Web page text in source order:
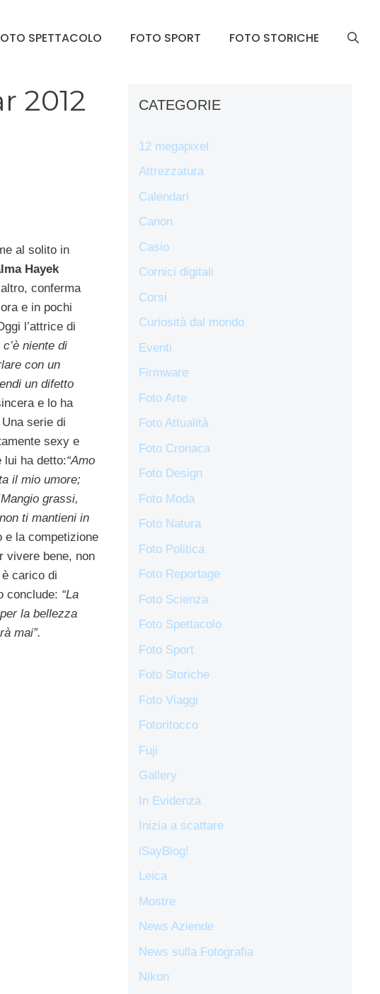
SPETTACOLO FOTO SPORT FOTO STORICHE
2012
al solito in
Hayek
conferma
e in pochi
l’attrice di
c’è niente di
con un
un difetto
e lo ha
serie di
sexy e
lui ha detto:“Amo
il mio umore;
grassi,
ti mantieni in
e la competizione
vivere bene, non
carico di
conclude: “La
la bellezza
mai”.
CATEGORIE
12 megapixel
Attrezzatura
Calendari
Canon
Casio
Cornici digitali
Corsi
Curiosità dal mondo
Eventi
Firmware
Foto Arte
Foto Attualità
Foto Cronaca
Foto Design
Foto Moda
Foto Natura
Foto Politica
Foto Reportage
Foto Scienza
Foto Spettacolo
Foto Sport
Foto Storiche
Foto Viaggi
Fotoritocco
Fuji
Gallery
In Evidenza
Inizia a scattare
iSayBlog!
Leica
Mostre
News Aziende
News sulla Fotografia
Nikon